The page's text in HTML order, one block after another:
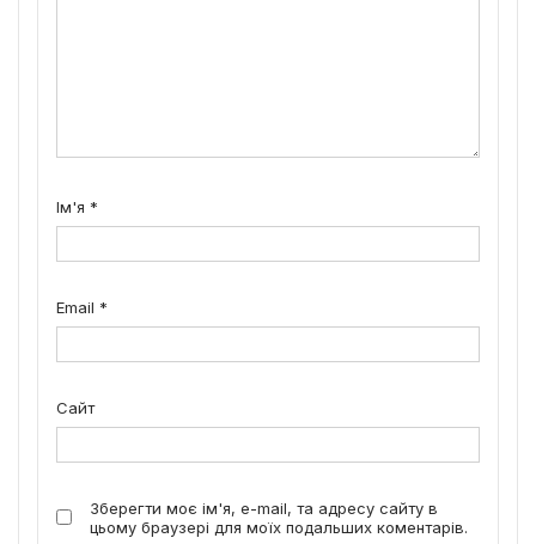
Ім'я *
Email *
Сайт
Зберегти моє ім'я, e-mail, та адресу сайту в
цьому браузері для моїх подальших коментарів.